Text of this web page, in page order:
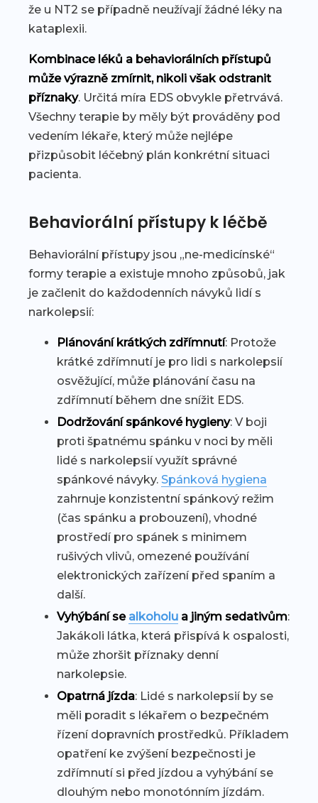
že u NT2 se případně neužívají žádné léky na
kataplexii.
Kombinace léků a behaviorálních přístupů
může výrazně zmírnit, nikoli však odstranit
příznaky. Určitá míra EDS obvykle přetrvává.
Všechny terapie by měly být prováděny pod
vedením lékaře, který může nejlépe
přizpůsobit léčebný plán konkrétní situaci
pacienta.
Behaviorální přístupy k léčbě
Behaviorální přístupy jsou „ne-medicínské“
formy terapie a existuje mnoho způsobů, jak
je začlenit do každodenních návyků lidí s
narkolepsií:
Plánování krátkých zdřímnutí: Protože
krátké zdřímnutí je pro lidi s narkolepsií
osvěžující, může plánování času na
zdřímnutí během dne snížit EDS.
Dodržování spánkové hygieny: V boji
proti špatnému spánku v noci by měli
lidé s narkolepsií využít správné
spánkové návyky. Spánková hygiena
zahrnuje konzistentní spánkový režim
(čas spánku a probouzení), vhodné
prostředí pro spánek s minimem
rušivých vlivů, omezené používání
elektronických zařízení před spaním a
další.
Vyhýbání se alkoholu a jiným sedativům:
Jakákoli látka, která přispívá k ospalosti,
může zhoršit příznaky denní
narkolepsie.
Opatrná jízda: Lidé s narkolepsií by se
měli poradit s lékařem o bezpečném
řízení dopravních prostředků. Příkladem
opatření ke zvýšení bezpečnosti je
zdřímnutí si před jízdou a vyhýbání se
dlouhým nebo monotónním jízdám.